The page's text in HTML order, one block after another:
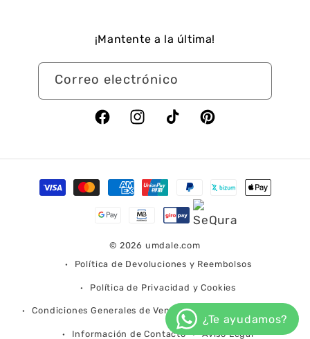
¡Mantente a la última!
Correo electrónico
FacebookInstagramTikTok Pinterest
Formas
de
© 2026 umdale.com
Política de Devoluciones y Reembolsos
Política de Privacidad y Cookies
Condiciones Generales de Venta Condiciones de Envío
Información de Contacto Aviso Legal